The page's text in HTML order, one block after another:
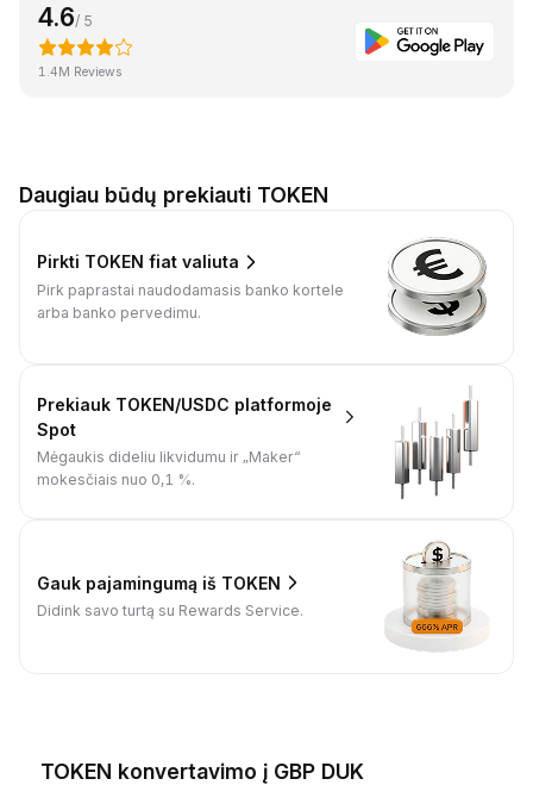
4.6/ 5
1.4M Reviews
Daugiau būdų prekiauti TOKEN
Pirkti TOKEN fiat valiuta
Pirk paprastai naudodamasis banko kortele
arba banko pervedimu.
Prekiauk TOKEN/USDC platformoje
Spot
Mėgaukis dideliu likvidumu ir „Maker“
mokesčiais nuo 0,1 %.
Gauk pajamingumą iš TOKEN
Didink savo turtą su Rewards Service.
TOKEN konvertavimo į GBP DUK